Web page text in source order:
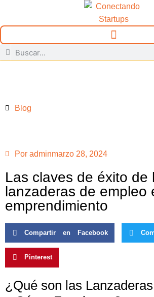
Blog
Por adminmarzo 28, 2024
Las claves de éxito de
lanzaderas de empleo
emprendimiento
Compartir en Facebook
Pinterest
¿Qué son las